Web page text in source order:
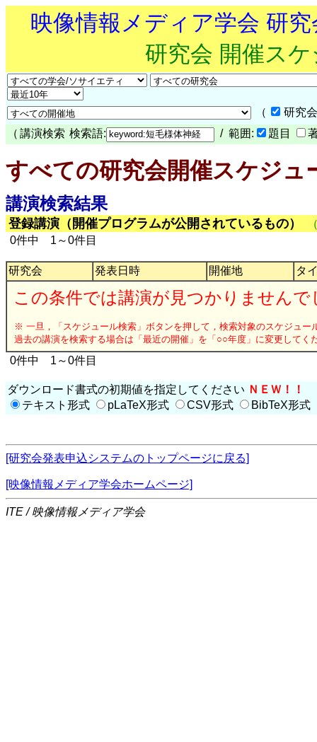
映像情報メディア学会 研
研究会 開催ス
（
研究
（ 講演検索 検索語: / 範囲: 題目
すべての研究会開催スケジュ
講演検索結果
登録講演（開催プログラムが公開されているもの）
0件中 1～0件目
研究会 発表日時 開催地 タ
この条件では講演が見つかりませんで
※ 一旦，「スケジュール検索」ボタンを押して，検索対象のスケジュー
過去の講演を検索する場合は「最近の開催」を「○○年度」に変更してく
0件中 1～0件目
ダウンロード書式の初期値を指定してください ＮＥＷ！！
テキスト形式
pLaTeX形式 CSV形式 BibTeX形式
[研究会発表申込システムのトップページに戻る]
[映像情報メディア学会ホームページ]
ITE / 映像情報メディア学会